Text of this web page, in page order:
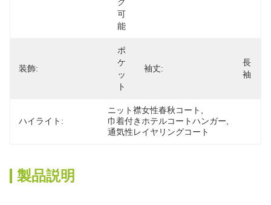
可
能
装飾:
ポ
ケ
ッ
ト
袖丈:
長
袖
ハイライト:
ニット襟女性春秋コート
巾着付きホテルコートハンガー
通気性レイヤリングコート
製品説明